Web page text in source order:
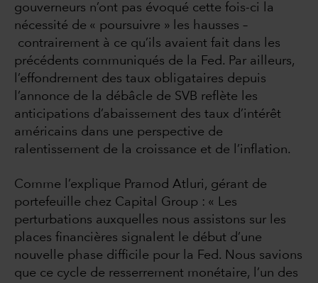
gouverneurs n’ont pas évoqué cette fois-ci la
nécessité de « poursuivre » les hausses –
contrairement à ce qu’ils avaient fait dans les
précédents communiqués de la Fed. Par ailleurs,
l’effondrement des taux obligataires depuis
l’annonce de la débâcle de SVB reflète les
anticipations d’abaissement des taux d’intérêt
américains dans une perspective de
ralentissement de la croissance et de l’inflation.
Comme l’explique Pramod Atluri, gérant de
portefeuille chez Capital Group : « Les
perturbations auxquelles nous assistons sur les
places financières signalent le début d’une
nouvelle phase difficile pour la Fed. Nous savions
que ce cycle de resserrement monétaire, l’un des